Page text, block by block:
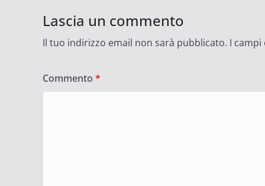
Lascia un commento
Il tuo indirizzo email non sarà pubblicato. I
Commento *